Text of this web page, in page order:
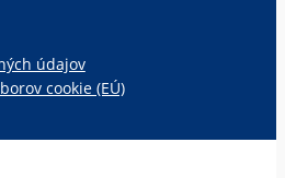
údajov
cookie (EÚ)